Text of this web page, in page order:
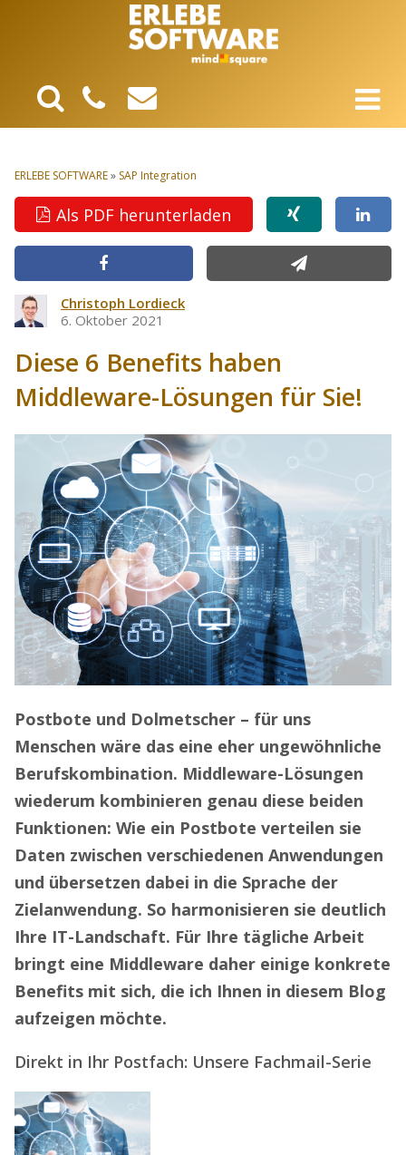
ERLEBE SOFTWARE» SAP Integration
Als PDF herunterladen
Christoph Lordieck
6. Oktober 2021
Diese 6 Benefits haben
Middleware-Lösungen für Sie!
Postbote und Dolmetscher – für uns
Menschen wäre das eine eher ungewöhnliche
Berufskombination. Middleware-Lösungen
wiederum kombinieren genau diese beiden
Funktionen: Wie ein Postbote verteilen sie
Daten zwischen verschiedenen Anwendungen
und übersetzen dabei in die Sprache der
Zielanwendung. So harmonisieren sie deutlich
Ihre IT-Landschaft. Für Ihre tägliche Arbeit
bringt eine Middleware daher einige konkrete
Benefits mit sich, die ich Ihnen in diesem Blog
aufzeigen möchte.
Direkt in Ihr Postfach: Unsere Fachmail-Serie